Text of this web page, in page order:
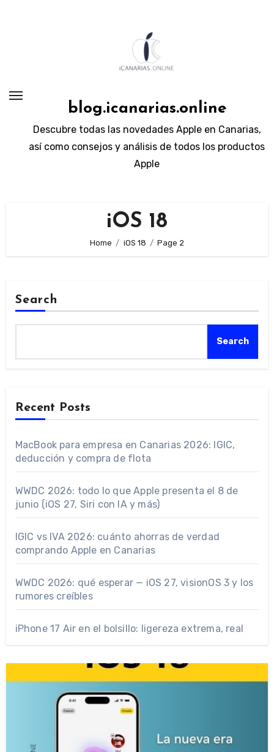
blog.icanarias.online
Descubre todas las novedades Apple en Canarias,
así como consejos y análisis de todos los productos
Apple
iOS 18
Home iOS 18 Page 2
Search
Search
Recent Posts
MacBook para empresa en Canarias 2026: IGIC,
deducción y compra de flota
WWDC 2026: todo lo que Apple presenta el 8 de
junio (iOS 27, Siri con IA y más)
IGIC vs IVA 2026: cuánto ahorras de verdad
comprando Apple en Canarias
WWDC 2026: qué esperar — iOS 27, visionOS 3 y los
rumores creíbles
iPhone 17 Air en el bolsillo: ligereza extrema, real